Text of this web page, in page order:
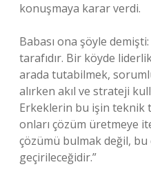
konuşmaya karar verdi.
Babası ona şöyle
tarafıdır. Bir köyde
arada tutabilmek,
alırken akıl ve strateji
Erkeklerin bu işin teknik
onları çözüm üretmeye
çözümü bulmak değil, bu
geçirileceğidir.”